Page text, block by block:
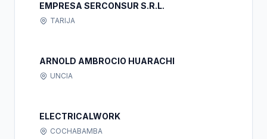
EMPRESA SERCONSUR S.R.L.
TARIJA
ARNOLD AMBROCIO HUARACHI
UNCIA
ELECTRICALWORK
COCHABAMBA